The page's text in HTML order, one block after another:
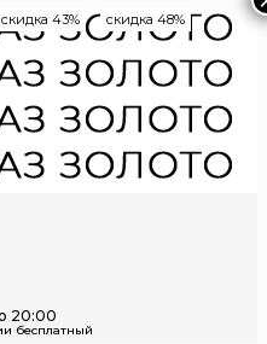
скидка 43% скидка 48%